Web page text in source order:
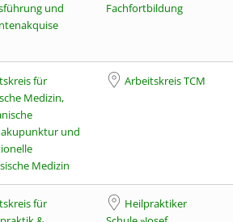
und
Fachfortbildung
für
Medizin,
und
Medizin
Arbeitskreis TCM
für
Heilpraktiker